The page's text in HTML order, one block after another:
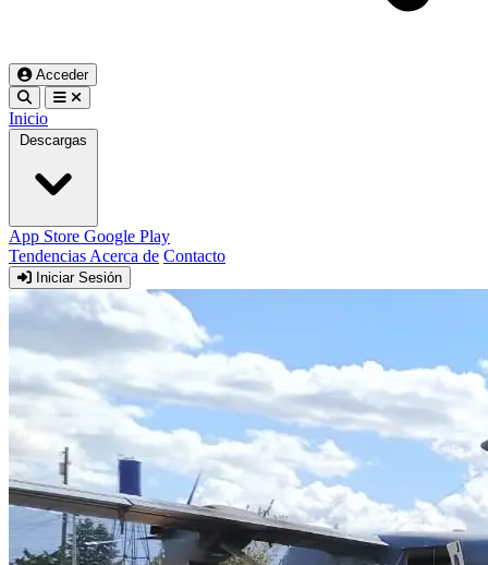
Acceder
Inicio
Descargas
App Store Google Play
Tendencias Acerca de Contacto
Iniciar Sesión